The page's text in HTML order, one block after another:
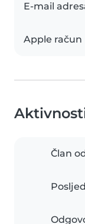
E-mail
Apple račun
Član od